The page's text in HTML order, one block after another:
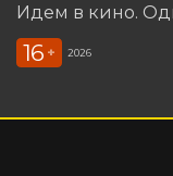
Идем в кино.
16 + 2026